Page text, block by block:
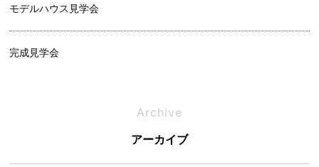
モデルハウス見学会
完成見学会
Archive
アーカイブ